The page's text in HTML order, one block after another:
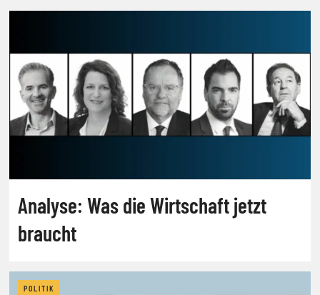
Analyse: Was die Wirtschaft jetzt
braucht
POLITIK